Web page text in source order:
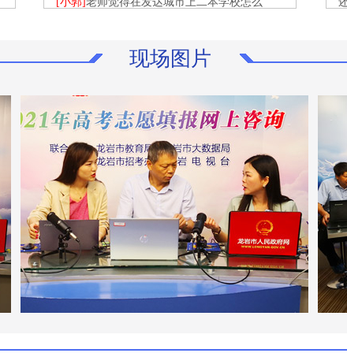
一本 二本已经合并,省内省外由自己家
长沟通一致即可
[大宝]理科怎么填自愿老师指导一下 16:13
[陈木孙]1,根据自己的成绩位置,找若干所和自
己成绩匹配的院校专业组
2,录取分数高的放前面,能达到的放中间,分数较
低的放后面
[小张]如果是师范生，7年之后在龙岩市能否找
到公办高初中学校教师工作，是否会出现老师
饱和的现象 16:07
[陈木孙]二孩,三孩的政策,有可能预见7年后学
生会增加,再加上老年教师的退休,相信要补充老
[
[
[
现场图片